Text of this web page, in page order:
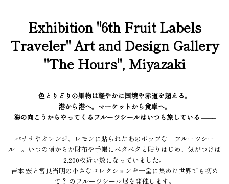
Exhibition "6th Fruit Labels
Traveler" Art and Design Gallery
"The Hours", Miyazaki
色とりどりの果物は軽やかに国境や赤道を超える。
港から港へ。マーケットから食卓へ。
海の向こうからやってくるフルーツシールはいつも旅している ––––
バナナやオレンジ、レモンに貼られたあのポップな「フルーツシー
ル」。いつの頃からか財布や手帳にペタペタと貼りはじめ、気がつけば
2,200枚近い数になっていました。
吉本 宏と宮良当明の小さなコレクションを一堂に集めた世界でも初め
て？ のフルーツシール展を開催します。